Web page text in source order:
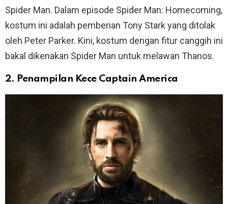
Spider Man. Dalam episode Spider Man: Homecoming,
kostum ini adalah pemberian Tony Stark yang ditolak
oleh Peter Parker. Kini, kostum dengan fitur canggih ini
bakal dikenakan Spider Man untuk melawan Thanos.
2. Penampilan Kece Captain America